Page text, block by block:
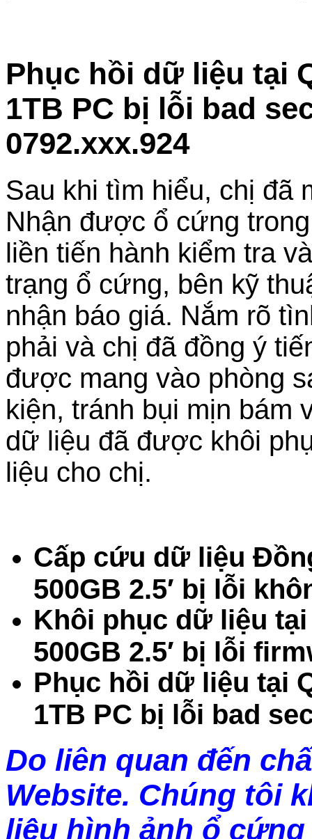
Phục hồi dữ liệu tại
1TB PC bị lỗi bad
0792.xxx.924
Sau khi tìm hiểu, chị đã
Nhận được ổ cứng
liền tiến hành kiểm tra
trạng ổ cứng, bên kỹ
nhận báo giá. Nắm rõ
phải và chị đã đồng ý
được mang vào phòng
kiện, tránh bụi mịn bám
dữ liệu đã được khôi
liệu cho chị.
Cấp cứu dữ liệu
500GB 2.5′ bị lỗi
Khôi phục dữ liệu
500GB 2.5′ bị lỗi
Phục hồi dữ liệu tại
1TB PC bị lỗi bad
Do liên quan đến
Website. Chúng tôi
liệu hình ảnh ổ